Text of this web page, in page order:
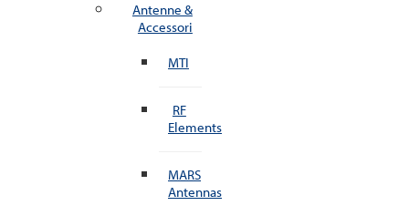
Antenne &
Accessori
MTI
RF
Elements
MARS
Antennas